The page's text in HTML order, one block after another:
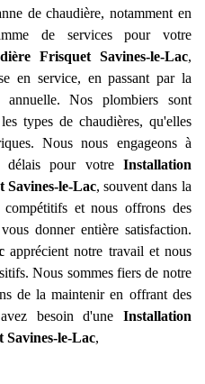
de chaudière, notamment en
de services pour votre
Frisquet Savines-le-Lac,
en service, en passant par la
Nos plombiers sont
types de chaudières, qu'elles
Nous nous engageons à
délais pour votre Installation
Savines-le-Lac, souvent dans la
et nous offrons des
donner entière satisfaction.
apprécient notre travail et nous
Nous sommes fiers de notre
de la maintenir en offrant des
besoin d'une Installation
Savines-le-Lac,